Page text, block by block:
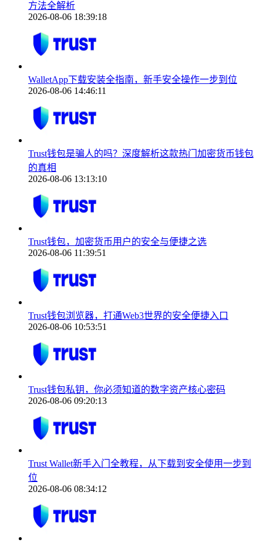
方法全解析
2026-08-06 18:39:18
WalletApp下载安装全指南，新手安全操作一步到位
2026-08-06 14:46:11
Trust钱包是骗人的吗？深度解析这款热门加密货币钱包
的真相
2026-08-06 13:13:10
Trust钱包，加密货币用户的安全与便捷之选
2026-08-06 11:39:51
Trust钱包浏览器，打通Web3世界的安全便捷入口
2026-08-06 10:53:51
Trust钱包私钥，你必须知道的数字资产核心密码
2026-08-06 09:20:13
Trust Wallet新手入门全教程，从下载到安全使用一步到
位
2026-08-06 08:34:12